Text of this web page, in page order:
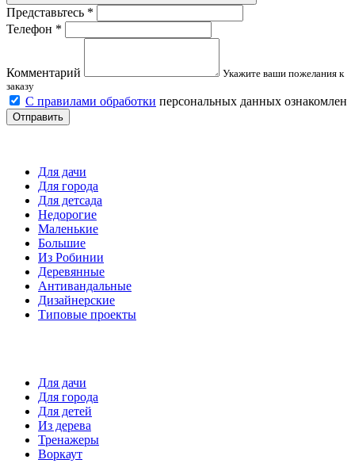
Представьтесь *
Телефон *
Комментарий
Укажите ваши пожелания к
заказу
С правилами обработки персональных данных ознакомлен
Отправить
Для дачи
Для города
Для детсада
Недорогие
Маленькие
Большие
Из Робинии
Деревянные
Антивандальные
Дизайнерские
Типовые проекты
Для дачи
Для города
Для детей
Из дерева
Тренажеры
Воркаут